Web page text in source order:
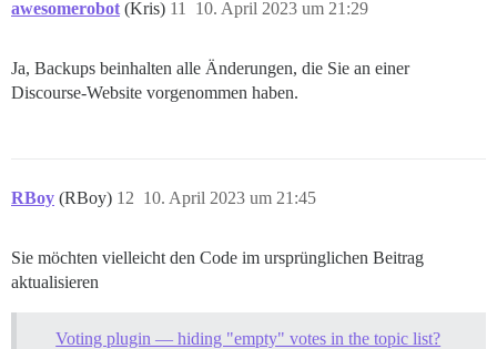
awesomerobot (Kris) 10. April 2023 um 21:29
11
Ja, Backups beinhalten alle Änderungen, die Sie an einer
Discourse-Website vorgenommen haben.
RBoy (RBoy) 10. April 2023 um 21:45
12
Sie möchten vielleicht den Code im ursprünglichen Beitrag
aktualisieren
Voting plugin — hiding "empty" votes in the topic list?